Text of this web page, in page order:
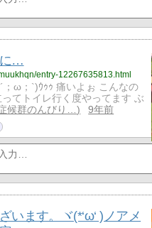
…
entry-12267635813.html
；ω；`)ｳｩｩ 痛いよぉ こんなの
てトイレ行く度やってます ぶ
候群のんびり…
9年前
います。ヾ(*‘ω‘ )ノアメ